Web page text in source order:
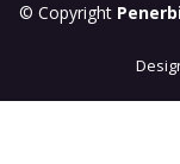
© Copyright